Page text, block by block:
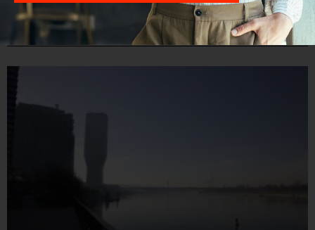
POVEZANI SADRŽAJI